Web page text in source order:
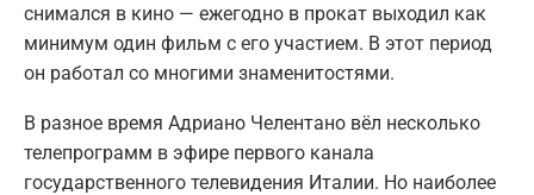
снимался в кино — ежегодно в прокат выходил как
минимум один фильм с его участием. В этот период
он работал со многими знаменитостями.
В разное время Адриано Челентано вёл несколько
телепрограмм в эфире первого канала
государственного телевидения Италии. Но наиболее